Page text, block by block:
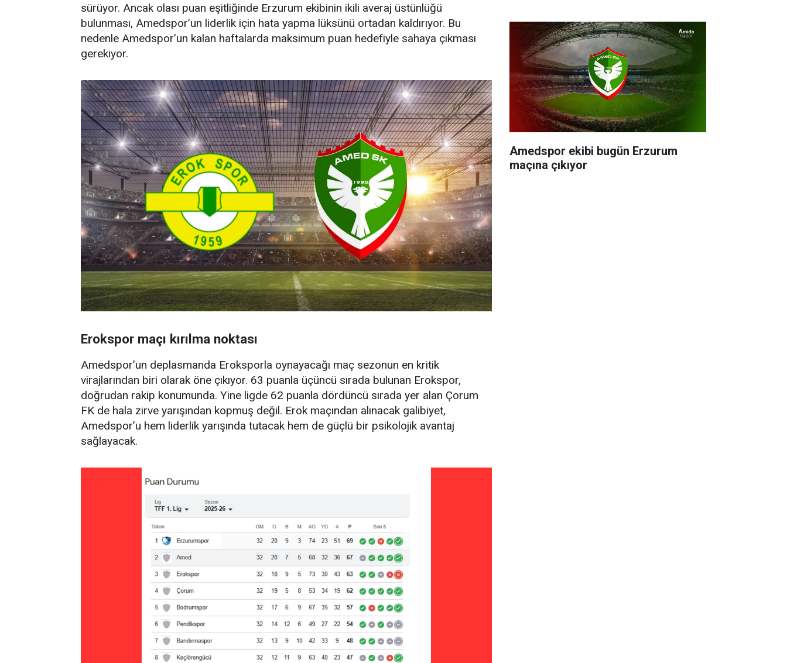
sürüyor. Ancak olası puan eşitliğinde Erzurum ekibinin ikili averaj üstünlüğü
bulunması, Amedspor’un liderlik için hata yapma lüksünü ortadan kaldırıyor. Bu
nedenle Amedspor’un kalan haftalarda maksimum puan hedefiyle sahaya çıkması
gerekiyor.
Erokspor maçı kırılma noktası
Amedspor’un deplasmanda Eroksporla oynayacağı maç sezonun en kritik
virajlarından biri olarak öne çıkıyor. 63 puanla üçüncü sırada bulunan Erokspor,
doğrudan rakip konumunda. Yine ligde 62 puanla dördüncü sırada yer alan Çorum
FK de hala zirve yarışından kopmuş değil. Erok maçından alınacak galibiyet,
Amedspor’u hem liderlik yarışında tutacak hem de güçlü bir psikolojik avantaj
sağlayacak.
Amedspor ekibi bugün Erzurum
maçına çıkıyor